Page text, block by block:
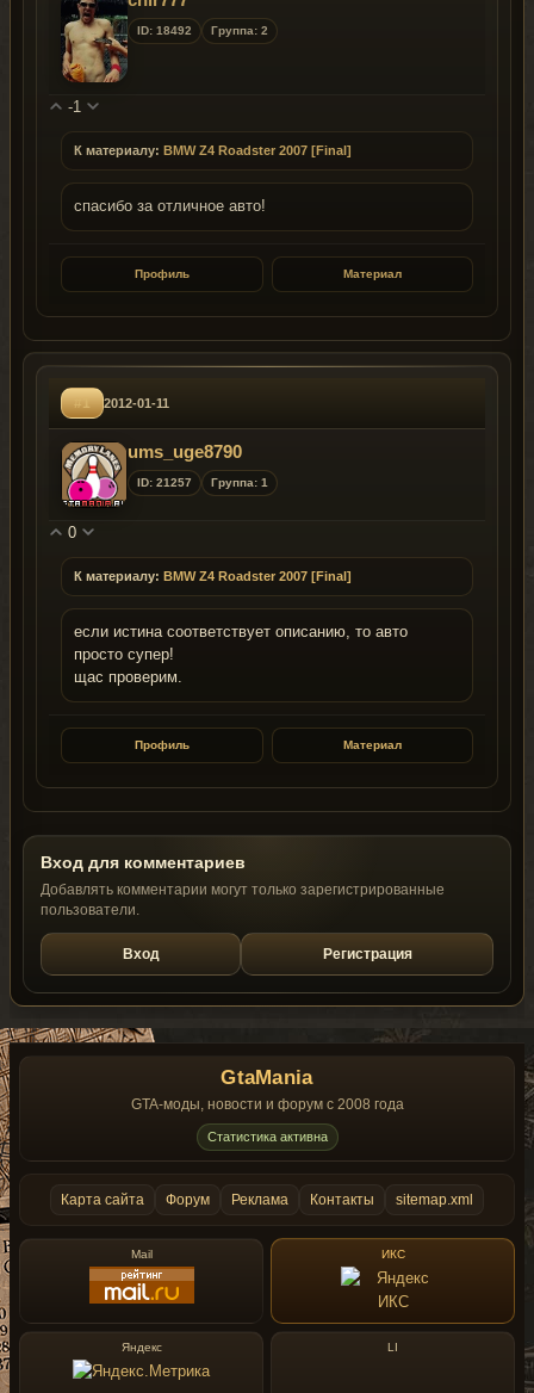
ID: 18492 Группа: 2
-1
К материалу: BMW Z4 Roadster 2007 [Final]
спасибо за отличное авто!
Профиль Материал
#1 2012-01-11
ums_uge8790
ID: 21257 Группа: 1
0
К материалу: BMW Z4 Roadster 2007 [Final]
если истина соответствует описанию, то авто
просто супер!
щас проверим.
Профиль Материал
Вход для комментариев
Добавлять комментарии могут только зарегистрированные
пользователи.
Вход Регистрация
GtaMania
GTA-моды, новости и форум с 2008 года
Статистика активна
Карта сайта Форум Реклама Контакты sitemap.xml
Mail ИКС
Яндекс LI